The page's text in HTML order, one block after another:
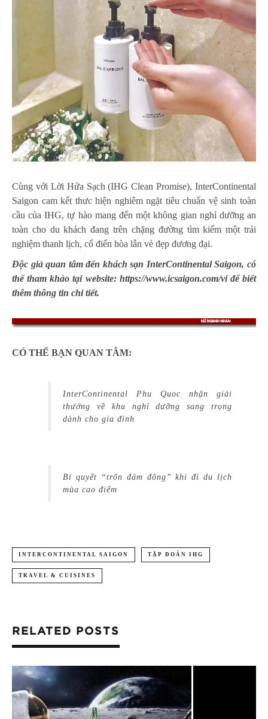
Cùng với Lời Hứa Sạch (IHG Clean Promise), InterContinental
Saigon cam kết thưc hiện nghiêm ngặt tiêu chuẩn vệ sinh toàn
cầu của IHG, tự hào mang đến một không gian nghỉ dưỡng an
toàn cho du khách đang trên chặng đường tìm kiếm một trải
nghiệm thanh lịch, cổ điển hòa lẫn vẻ đẹp đương đại.
Độc giả quan tâm đến khách sạn InterContinental Saigon, có
thể tham khảo tại website: https://www.icsaigon.com/vi để biết
thêm thông tin chi tiết.
CÓ THỂ BẠN QUAN TÂM:
InterContinental Phu Quoc nhận giải
thưởng về khu nghỉ dưỡng sang trọng
dành cho gia đình
Bí quyết “trốn đám đông” khi đi du lịch
mùa cao điểm
INTERCONTINENTAL SAIGON TẬP ĐOÀN IHG
TRAVEL & CUISINES
RELATED POSTS